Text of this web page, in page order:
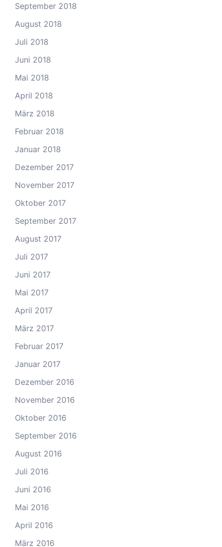
September 2018
August 2018
Juli 2018
Juni 2018
Mai 2018
April 2018
März 2018
Februar 2018
Januar 2018
Dezember 2017
November 2017
Oktober 2017
September 2017
August 2017
Juli 2017
Juni 2017
Mai 2017
April 2017
März 2017
Februar 2017
Januar 2017
Dezember 2016
November 2016
Oktober 2016
September 2016
August 2016
Juli 2016
Juni 2016
Mai 2016
April 2016
März 2016